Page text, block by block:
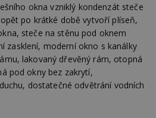
okna vzniklý kondenzát steče
po krátké době vytvoří plíseň,
steče na stěnu pod oknem
zasklení, moderní okno s kanálky
lakovaný dřevěný rám, otopná
pod okny bez zakrytí,
dostatečné odvětrání vodních